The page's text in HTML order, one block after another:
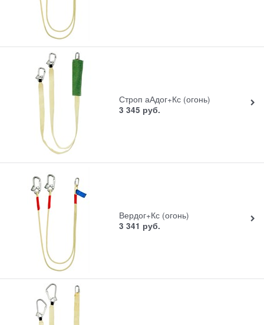
Строп аАдог+Кс (огонь)
3 345 руб.
Вердог+Кс (огонь)
3 341 руб.